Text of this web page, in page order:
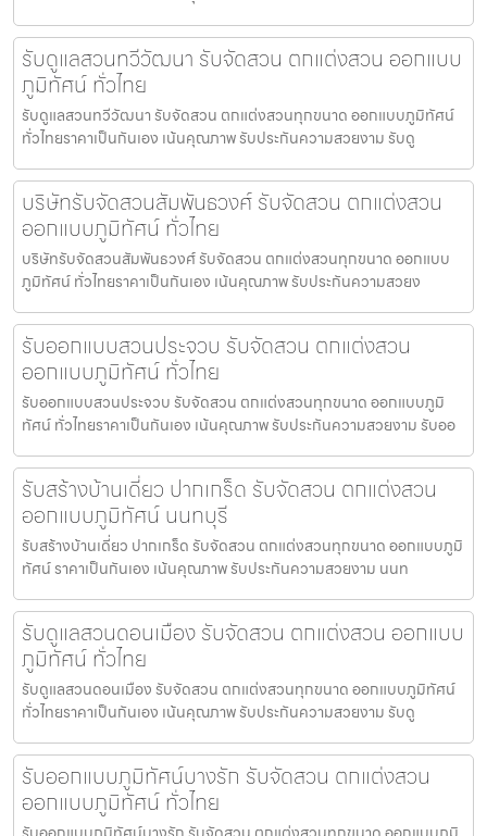
รับดูแลสวนทวีวัฒนา รับจัดสวน ตกแต่งสวน ออกแบบ
ภูมิทัศน์ ทั่วไทย
รับดูแลสวนทวีวัฒนา รับจัดสวน ตกแต่งสวนทุกขนาด ออกแบบภูมิทัศน์
ทั่วไทยราคาเป็นกันเอง เน้นคุณภาพ รับประกันความสวยงาม รับดู
บริษัทรับจัดสวนสัมพันธวงศ์ รับจัดสวน ตกแต่งสวน
ออกแบบภูมิทัศน์ ทั่วไทย
บริษัทรับจัดสวนสัมพันธวงศ์ รับจัดสวน ตกแต่งสวนทุกขนาด ออกแบบ
ภูมิทัศน์ ทั่วไทยราคาเป็นกันเอง เน้นคุณภาพ รับประกันความสวยง
รับออกแบบสวนประจวบ รับจัดสวน ตกแต่งสวน
ออกแบบภูมิทัศน์ ทั่วไทย
รับออกแบบสวนประจวบ รับจัดสวน ตกแต่งสวนทุกขนาด ออกแบบภูมิ
ทัศน์ ทั่วไทยราคาเป็นกันเอง เน้นคุณภาพ รับประกันความสวยงาม รับออ
รับสร้างบ้านเดี่ยว ปากเกร็ด รับจัดสวน ตกแต่งสวน
ออกแบบภูมิทัศน์ นนทบุรี
รับสร้างบ้านเดี่ยว ปากเกร็ด รับจัดสวน ตกแต่งสวนทุกขนาด ออกแบบภูมิ
ทัศน์ ราคาเป็นกันเอง เน้นคุณภาพ รับประกันความสวยงาม นนท
รับดูแลสวนดอนเมือง รับจัดสวน ตกแต่งสวน ออกแบบ
ภูมิทัศน์ ทั่วไทย
รับดูแลสวนดอนเมือง รับจัดสวน ตกแต่งสวนทุกขนาด ออกแบบภูมิทัศน์
ทั่วไทยราคาเป็นกันเอง เน้นคุณภาพ รับประกันความสวยงาม รับดู
รับออกแบบภูมิทัศน์บางรัก รับจัดสวน ตกแต่งสวน
ออกแบบภูมิทัศน์ ทั่วไทย